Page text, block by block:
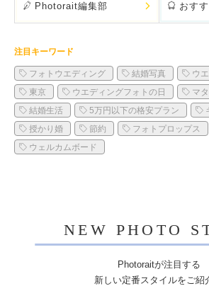
Photorait編集部 おす
注目キーワード
フォトウエディング 結婚写真
ウ
東京
ウエディングフォトの日
マ
結婚生活
5万円以下の格安プラン
授かり婚
節約 フォトプロップス
ウェルカムボード
NEW PHOTO
Photoraitが注目する
新しい定番スタイルをご紹